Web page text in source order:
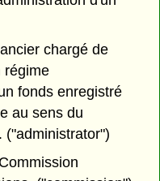
chargé de
régime
fonds enregistré
au sens du
("administrator")